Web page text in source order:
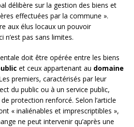
délibère sur la gestion des biens et
effectuées par la commune ».
aux élus locaux un pouvoir
n’est pas sans limites.
doit être opérée entre les biens
et ceux appartenant au domaine
premiers, caractérisés par leur
du public ou à un service public,
protection renforcé. Selon l’article
« inaliénables et imprescriptibles »,
ne peut intervenir qu’après une